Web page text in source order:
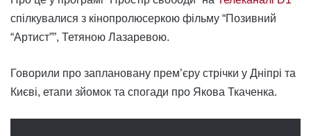
спілкувалися з кінопролюсеркою фільму “Позивний
“Артист””, Тетяною Лазаревою.
Говорили про заплановану прем’єру стрічки у Дніпрі та
Києві, етапи зйомок та спогади про Якова Ткаченка.